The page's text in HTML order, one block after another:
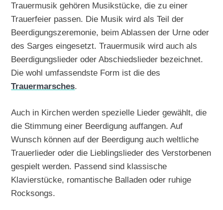
Trauermusik gehören Musikstücke, die zu einer
Trauerfeier passen. Die Musik wird als Teil der
Beerdigungszeremonie, beim Ablassen der Urne oder
des Sarges eingesetzt. Trauermusik wird auch als
Beerdigungslieder oder Abschiedslieder bezeichnet.
Die wohl umfassendste Form ist die des
Trauermarsches.
Auch in Kirchen werden spezielle Lieder gewählt, die
die Stimmung einer Beerdigung auffangen. Auf
Wunsch können auf der Beerdigung auch weltliche
Trauerlieder oder die Lieblingslieder des Verstorbenen
gespielt werden. Passend sind klassische
Klavierstücke, romantische Balladen oder ruhige
Rocksongs.